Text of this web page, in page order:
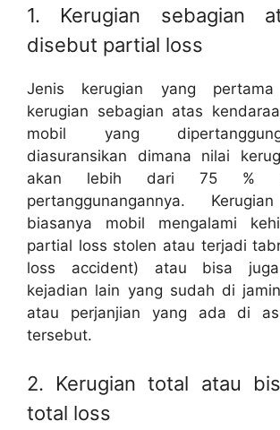
1. Kerugian sebagian
disebut partial loss
Jenis kerugian yang
kerugian sebagian atas
mobil yang
diasuransikan dimana nilai
akan lebih dari 75 %
pertanggunangannya.
biasanya mobil mengalami
partial loss stolen atau terjadi
loss accident) atau bisa juga
kejadian lain yang sudah di
atau perjanjian yang ada di
tersebut.
2. Kerugian total atau
total loss